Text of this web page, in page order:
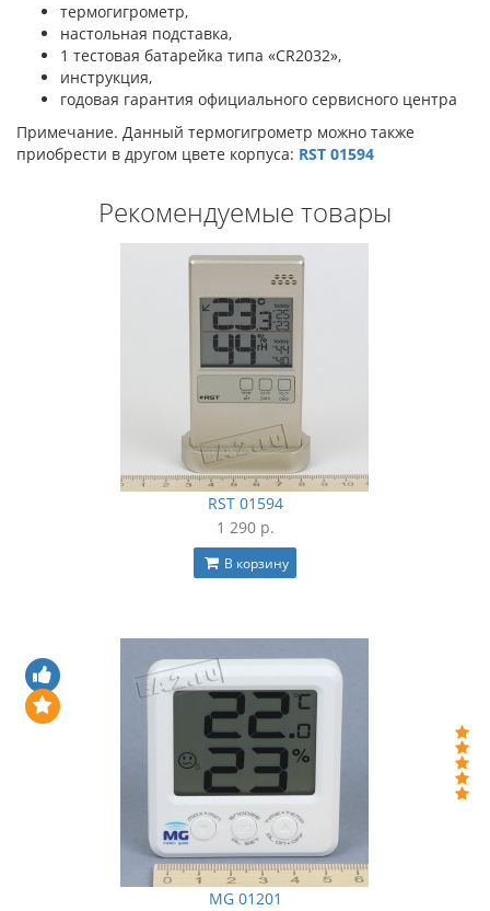
термогигрометр,
настольная подставка,
1 тестовая батарейка типа «CR2032»,
инструкция,
годовая гарантия официального сервисного центра
Примечание. Данный термогигрометр можно также
приобрести в другом цвете корпуса: RST 01594
Рекомендуемые товары
RST 01594
1 290 р.
В корзину
MG 01201